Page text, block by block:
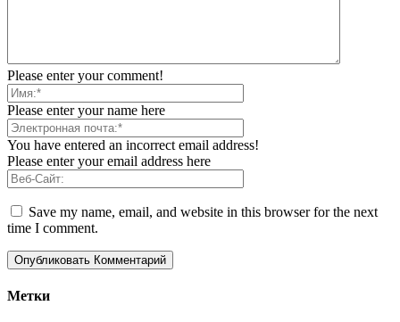
Please enter your comment!
Please enter your name here
You have entered an incorrect email address!
Please enter your email address here
Save my name, email, and website in this browser for the next
time I comment.
Метки